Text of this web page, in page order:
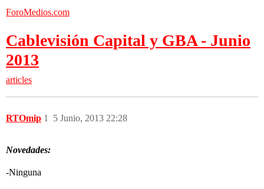
ForoMedios.com
Cablevisión Capital y GBA - Junio
2013
articles
RTOmip 5 Junio, 2013 22:28
1
Novedades:
-Ninguna